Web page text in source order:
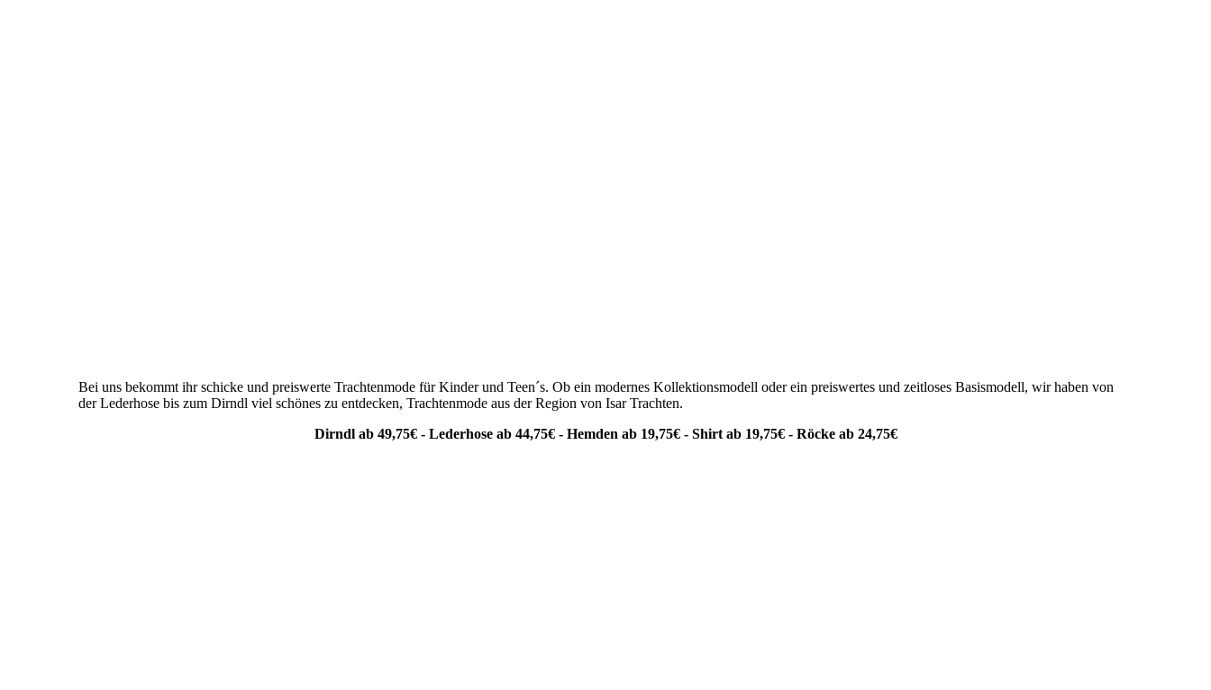
Bei uns bekommt ihr schicke und preiswerte Trachtenmode für Kinder und Teen´s. Ob ein modernes Kollektionsmodell oder ein preiswertes und zeitloses Basismodell, wir haben von
der Lederhose bis zum Dirndl viel schönes zu entdecken, Trachtenmode aus der Region von Isar Trachten.
Dirndl ab 49,75€ - Lederhose ab 44,75€ - Hemden ab 19,75€ - Shirt ab 19,75€ - Röcke ab 24,75€